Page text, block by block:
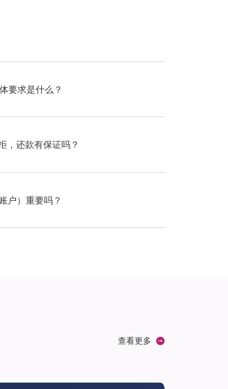
要求是什么？
，还款有保证吗？
户）重要吗？
查看更多